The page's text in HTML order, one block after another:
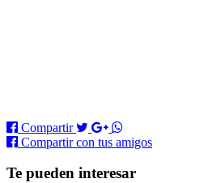
Compartir
Compartircon tus amigos
Te pueden interesar